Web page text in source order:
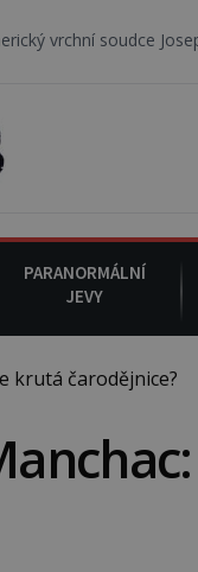
Joseph F. Crater
PARANORMÁLNÍ
JEVY
krutá čarodějnice?